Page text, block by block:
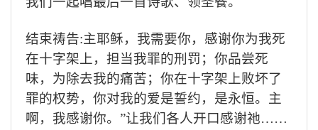
结束祷告:主耶稣，我需要你，感谢你为我死
在十字架上，担当我罪的刑罚；你品尝死
味，为除去我的痛苦；你在十字架上败坏了
罪的权势，你对我的爱是誓约，是永恒。主
啊，我感谢你。 ”让我们各人开口感谢祂……